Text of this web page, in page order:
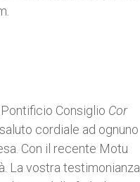
Consiglio Cor
cordiale ad ognuno
Con il recente Motu
La vostra testimonianza